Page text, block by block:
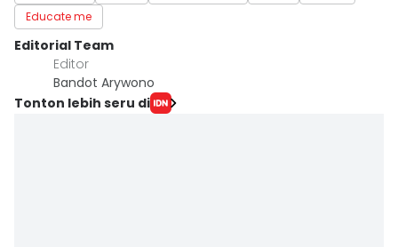
Educate me
Editorial Team
Editor
Bandot Arywono
Tonton lebih seru di